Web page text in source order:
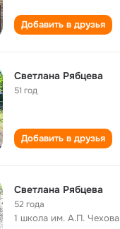
Добавить в друзья
Светлана Рябцева
51 год
Добавить в друзья
Светлана Рябцева
52 года
1 школа им. А.П. Чехова